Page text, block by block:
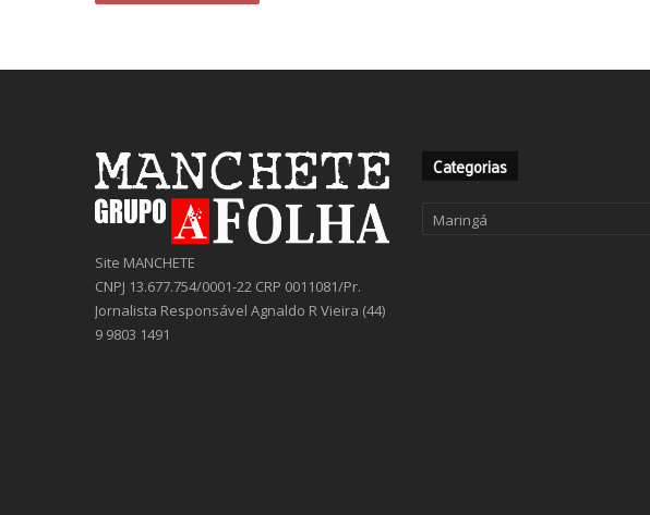
Site MANCHETE
CNPJ 13.677.754/0001-22 CRP 0011081/Pr.
Jornalista Responsável Agnaldo R Vieira (44)
9 9803 1491
Categorias
Categorias